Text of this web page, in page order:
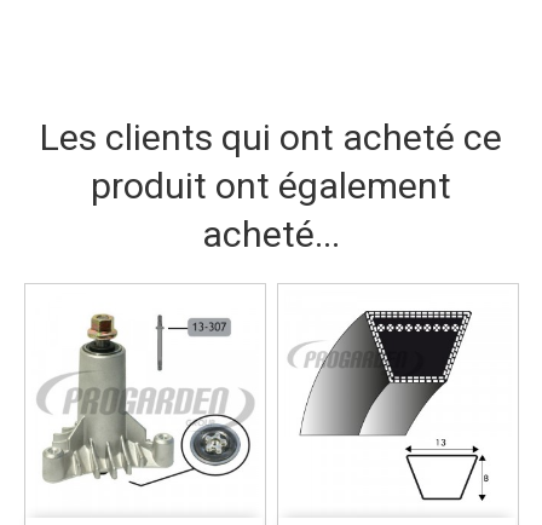
Les clients qui ont acheté ce
produit ont également
acheté...